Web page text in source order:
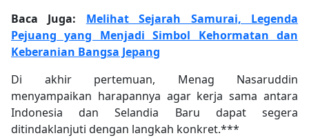
Baca Juga: Melihat Sejarah Samurai, Legenda
Pejuang yang Menjadi Simbol Kehormatan dan
Keberanian Bangsa Jepang
Di akhir pertemuan, Menag Nasaruddin
menyampaikan harapannya agar kerja sama antara
Indonesia dan Selandia Baru dapat segera
ditindaklanjuti dengan langkah konkret.***